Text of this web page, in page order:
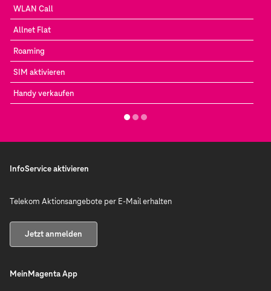
WLAN Call
Allnet Flat
Roaming
SIM aktivieren
Handy verkaufen
InfoService aktivieren
Telekom Aktionsangebote per E-Mail erhalten
Jetzt anmelden
MeinMagenta App